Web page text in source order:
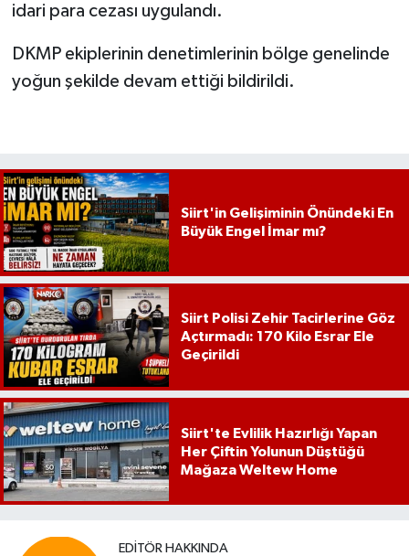
idari para cezası uygulandı.
DKMP ekiplerinin denetimlerinin bölge genelinde
yoğun şekilde devam ettiği bildirildi.
Siirt'in Gelişiminin Önündeki En
Büyük Engel İmar mı?
Siirt Polisi Zehir Tacirlerine Göz
Açtırmadı: 170 Kilo Esrar Ele
Geçirildi
Siirt'te Evlilik Hazırlığı Yapan
Her Çiftin Yolunun Düştüğü
Mağaza Weltew Home
EDITÖR HAKKINDA